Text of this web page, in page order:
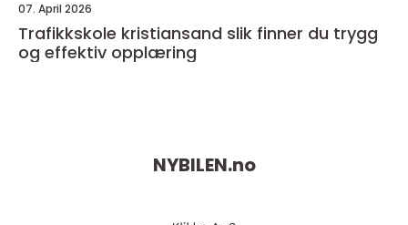
07. April 2026
Trafikkskole kristiansand slik finner du trygg
og effektiv opplæring
NYBILEN.no